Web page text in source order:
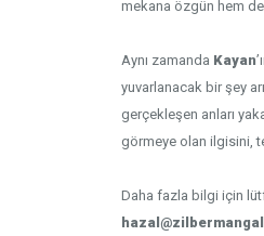
mekana özgün hem
Aynı zamanda Kayan
yuvarlanacak bir şey
gerçekleşen anları
görmeye olan ilgisini,
Daha fazla bilgi için